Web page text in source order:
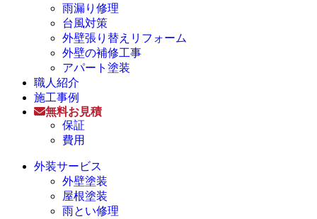
雨漏り修理
台風対策
外壁張り替えリフォーム
外壁の補修工事
アパート塗装
職人紹介
施工事例
無料お見積
保証
費用
外装サービス
外壁塗装
屋根塗装
雨とい修理